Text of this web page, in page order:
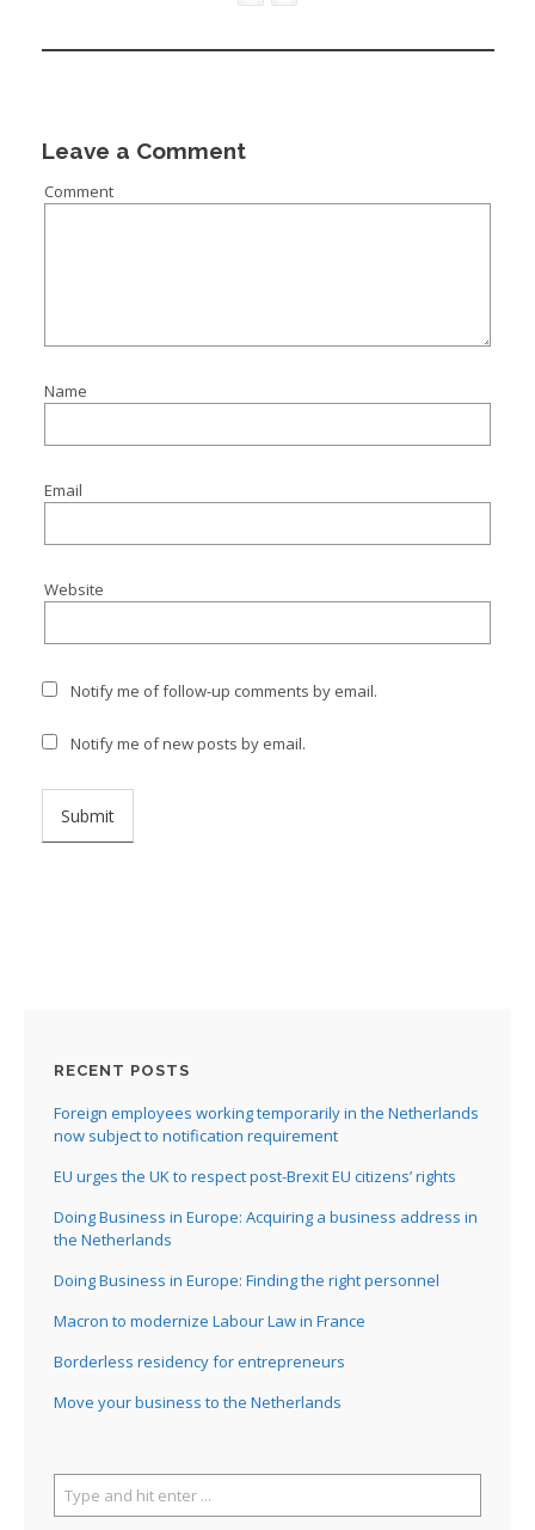
Leave a Comment
Comment
Name
Email
Website
Notify me of follow-up comments by email.
Notify me of new posts by email.
RECENT POSTS
Foreign employees working temporarily in the Netherlands
now subject to notification requirement
EU urges the UK to respect post-Brexit EU citizens’ rights
Doing Business in Europe: Acquiring a business address in
the Netherlands
Doing Business in Europe: Finding the right personnel
Macron to modernize Labour Law in France
Borderless residency for entrepreneurs
Move your business to the Netherlands